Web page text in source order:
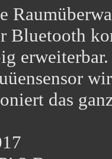
Bluetooth
erweiterbar.
das